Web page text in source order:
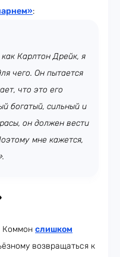
:
Карлтон Дрейк, я
чего. Он пытается
что это его
богатый, сильный и
он должен вести
мне кажется,
Коммон слишком
возвращаться к